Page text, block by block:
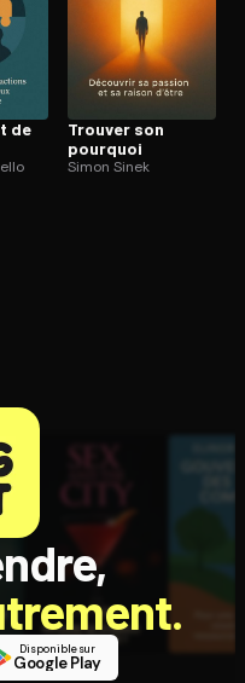
de
Trouver son
pourquoi
Simon Sinek
Disponible sur
Google Play